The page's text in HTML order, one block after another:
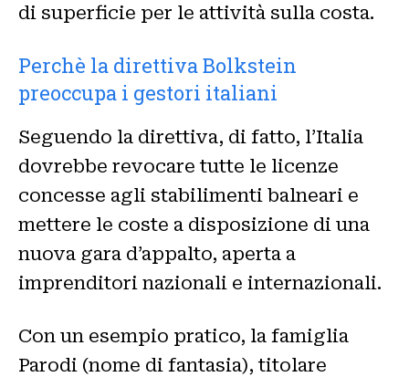
di superficie per le attività sulla costa.
Perchè la direttiva Bolkstein
preoccupa i gestori italiani
Seguendo la direttiva, di fatto, l’Italia
dovrebbe revocare tutte le licenze
concesse agli stabilimenti balneari e
mettere le coste a disposizione di una
nuova gara d’appalto, aperta a
imprenditori nazionali e internazionali.
Con un esempio pratico, la famiglia
Parodi (nome di fantasia), titolare